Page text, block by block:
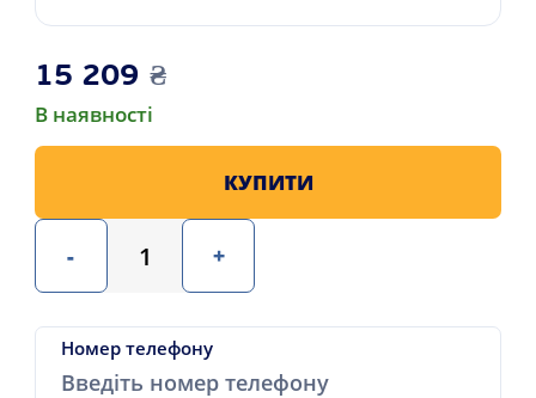
15 209 ₴
В наявності
- +
КУПИТИ
Номер телефону